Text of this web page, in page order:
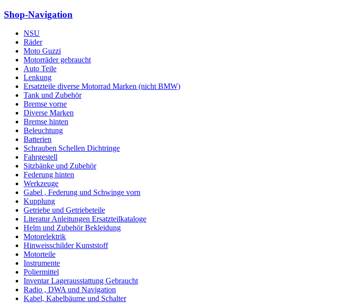
Shop-Navigation
NSU
Räder
Moto Guzzi
Motorräder gebraucht
Auto Teile
Lenkung
Ersatzteile diverse Motorrad Marken (nicht BMW)
Tank und Zubehör
Bremse vorne
Diverse Marken
Bremse hinten
Beleuchtung
Batterien
Schrauben Schellen Dichtringe
Fahrgestell
Sitzbänke und Zubehör
Federung hinten
Werkzeuge
Gabel , Federung und Schwinge vorn
Kupplung
Getriebe und Getriebeteile
Literatur Anleitungen Ersatzteilkataloge
Helm und Zubehör Bekleidung
Motorelektrik
Hinweisschilder Kunststoff
Motorteile
Instrumente
Poliermittel
Inventar Lagerausstattung Gebraucht
Radio , DWA und Navigation
Kabel, Kabelbäume und Schalter